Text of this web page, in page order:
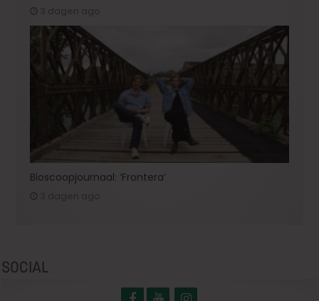
3 dagen ago
Bioscoopjournaal: ‘Frontera’
SOCIAL